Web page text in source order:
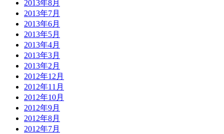
2013年8月
2013年7月
2013年6月
2013年5月
2013年4月
2013年3月
2013年2月
2012年12月
2012年11月
2012年10月
2012年9月
2012年8月
2012年7月